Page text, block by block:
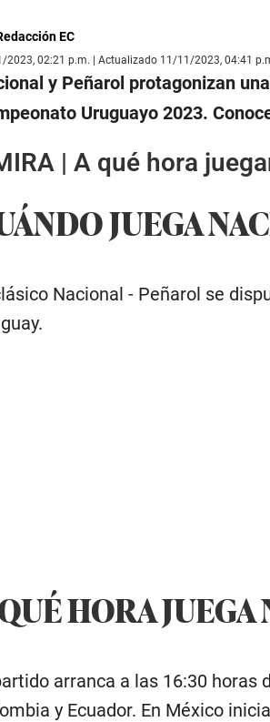
EC
2023, 02:21 p.m. | Actualizado 11/11/2023, 04:41
y Peñarol protagonizan
Uruguayo 2023.
|A qué hora
JUEGA
Nacional - Peñarol se
HORA
arranca a las 16:30 horas
y Ecuador. En México